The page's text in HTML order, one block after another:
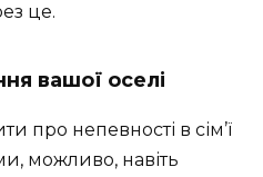
це.
вашої оселі
про непевності в сім’ї
можливо, навіть